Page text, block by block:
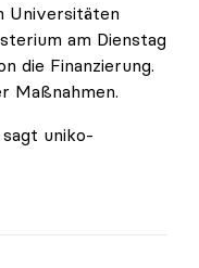
Universitäten
am Dienstag
die Finanzierung.
Maßnahmen.
sagt uniko-
zunehmende Gefahr